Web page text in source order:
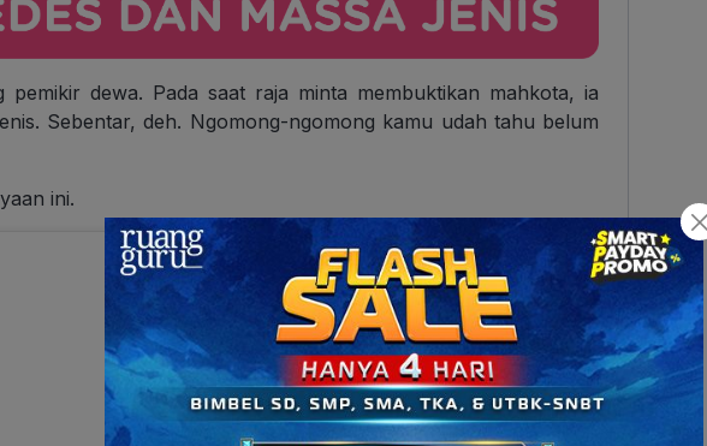
pemikir dewa. Pada saat raja minta membuktikan mahkota, ia
Sebentar, deh. Ngomong-ngomong kamu udah tahu belum
ini.